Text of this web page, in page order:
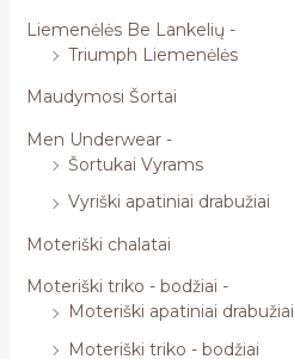
Liemenėlės Be Lankelių -
Triumph Liemenėlės
Maudymosi Šortai
Men Underwear -
Šortukai Vyrams
Vyriški apatiniai drabužiai
Moteriški chalatai
Moteriški triko - bodžiai -
Moteriški apatiniai drabužiai
Moteriški triko - bodžiai